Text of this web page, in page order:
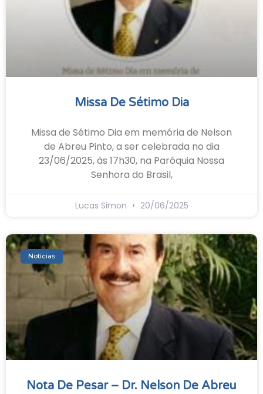
Missa De Sétimo Dia
Missa de Sétimo Dia em memória de Nelson
de Abreu Pinto, a ser celebrada no dia
23/06/2025, às 17h30, na Paróquia Nossa
Senhora do Brasil,
Lucas Simon 20/06/2025
Notícias
Nota De Pesar – Dr. Nelson De Abreu